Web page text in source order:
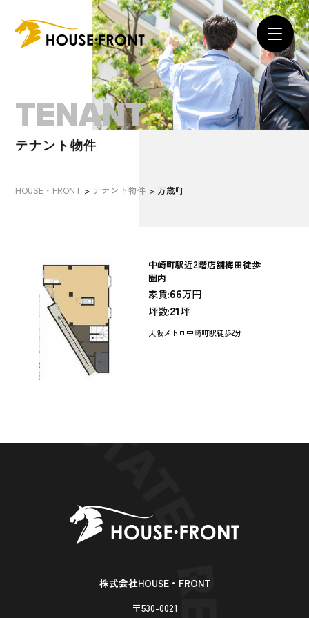
TENANT
テナント物件
HOUSE・FRONT > テナント物件 > 万歳町
中崎町駅近2階店舗梅田徒歩
圏内
家賃:66万円
坪数:21坪
大阪メトロ中崎町駅徒歩2分
株式会社HOUSE・FRONT
〒530-0021